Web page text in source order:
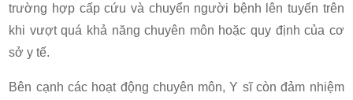
trường hợp cấp cứu và chuyển người bệnh lên tuyến trên
khi vượt quá khả năng chuyên môn hoặc quy định của cơ
sở y tế.
Bên cạnh các hoạt động chuyên môn, Y sĩ còn đảm nhiệm